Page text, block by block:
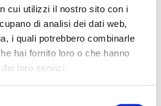
cui utilizzi il nostro sito con i
di analisi dei dati web,
i quali potrebbero combinarle
hai fornito loro o che hanno
loro servizi.
gioco di squadra
Libertini -“È un momento